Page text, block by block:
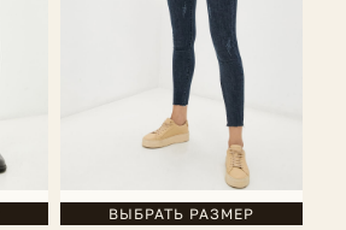
ВЫБРАТЬ РАЗМЕР